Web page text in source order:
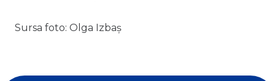
Sursa foto: Olga Izbaș